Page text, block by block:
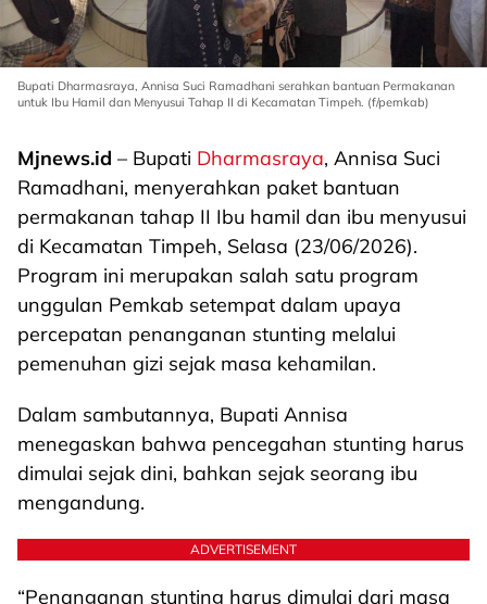
Bupati Dharmasraya, Annisa Suci Ramadhani serahkan bantuan Permakanan
untuk Ibu Hamil dan Menyusui Tahap II di Kecamatan Timpeh. (f/pemkab)
Mjnews.id – Bupati Dharmasraya, Annisa Suci
Ramadhani, menyerahkan paket bantuan
permakanan tahap II Ibu hamil dan ibu menyusui
di Kecamatan Timpeh, Selasa (23/06/2026).
Program ini merupakan salah satu program
unggulan Pemkab setempat dalam upaya
percepatan penanganan stunting melalui
pemenuhan gizi sejak masa kehamilan.
Dalam sambutannya, Bupati Annisa
menegaskan bahwa pencegahan stunting harus
dimulai sejak dini, bahkan sejak seorang ibu
mengandung.
ADVERTISEMENT
“Penanganan stunting harus dimulai dari masa